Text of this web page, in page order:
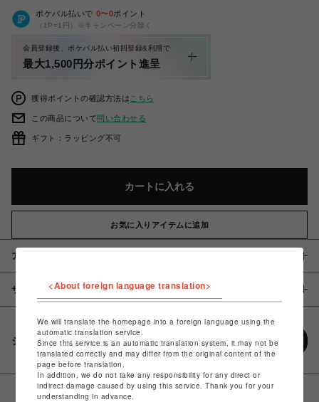
ポケパル払いで 0〜0ポイント
（1P=1円）※キャンペーン分除く
会員登録後、ポケパル払い初回登録&利用で
最大1,500円分ポイント進呈
獲得ポイントの確認方法は こちら
この商品について問い合わせる
ギフト：ラッピング不可
カートに入れる
お気に入りアイテムに追加
アイテム説明 / 素材
サイズ
シェアする
<About foreign language translation>
We will translate the homepage into a foreign language using the
automatic translation service.
Since this service is an automatic translation system, it may not be
translated correctly and may differ from the original content of the
page before translation.
In addition, we do not take any responsibility for any direct or
indirect damage caused by using this service. Thank you for your
understanding in advance.